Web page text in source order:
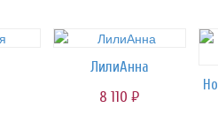
ЛилиАнна
8 110 руб.